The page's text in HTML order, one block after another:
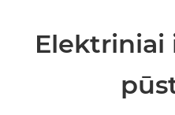
Elektriniai